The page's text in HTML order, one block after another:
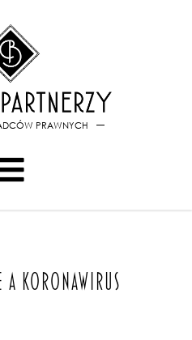
PRAWNYCH
A KORONAWIRUS